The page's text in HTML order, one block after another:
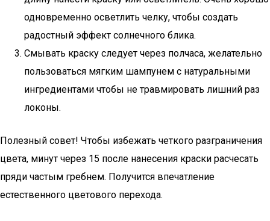
одновременно осветлить челку, чтобы создать
радостный эффект солнечного блика.
Смывать краску следует через полчаса, желательно
пользоваться мягким шампунем с натуральными
ингредиентами чтобы не травмировать лишний раз
локоны.
Полезный совет! Чтобы избежать четкого разграничения
цвета, минут через 15 после нанесения краски расчесать
пряди частым гребнем. Получится впечатление
естественного цветового перехода.